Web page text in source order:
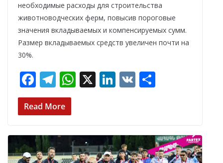
необходимые расходы для строительства
животноводческих ферм, повысив пороговые
значения вкладываемых и компенсируемых сумм.
Размер вкладываемых средств увеличен почти на
30%.
F
ac
e
o
T
el
e
a
W
A
X Li
dI
V
а
Read More